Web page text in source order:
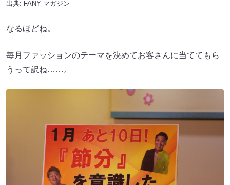
出典: FANY マガジン
なるほどね。
毎月ファッションのテーマを決めてお客さんに当ててもら
うって訳ね……。